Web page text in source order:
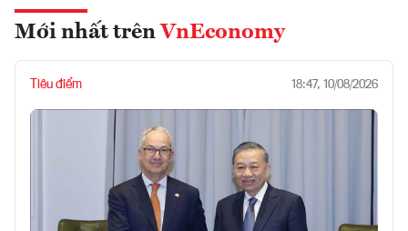
Mới nhất trên VnEconomy
Tiêu điểm 18:47, 10/08/2026